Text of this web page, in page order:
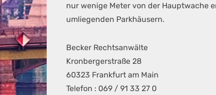
nur wenige Meter von der Hauptwache
umliegenden Parkhäusern.
Becker Rechtsanwälte
Kronbergerstraße 28
60323 Frankfurt am Main
Telefon : 069 / 91 33 27 0